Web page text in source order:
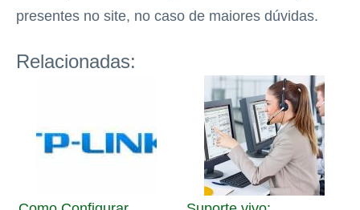
presentes no site, no caso de maiores dúvidas.
Relacionadas: